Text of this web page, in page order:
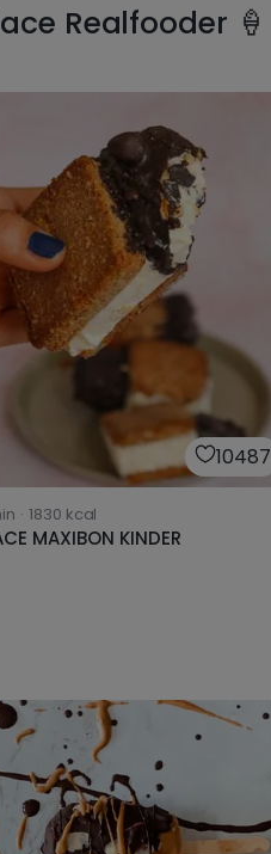
Realfooder 🍦
10487
· 1830 kcal
MAXIBON KINDER